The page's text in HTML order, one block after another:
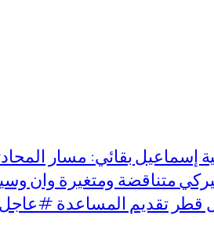
إسماعيل بقائي: مسار
متناقضة ومتغيرة وان
قطر تقديم المساعدة #عاجل